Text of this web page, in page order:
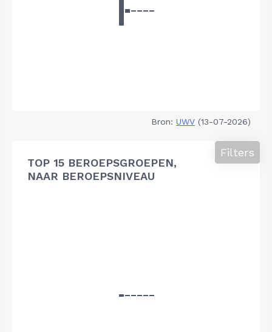
Bron: UWV (13-07-2026)
TOP 15 BEROEPSGROEPEN,
NAAR BEROEPSNIVEAU
Filters